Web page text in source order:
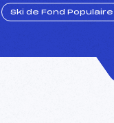
Ski de Fond Populaire